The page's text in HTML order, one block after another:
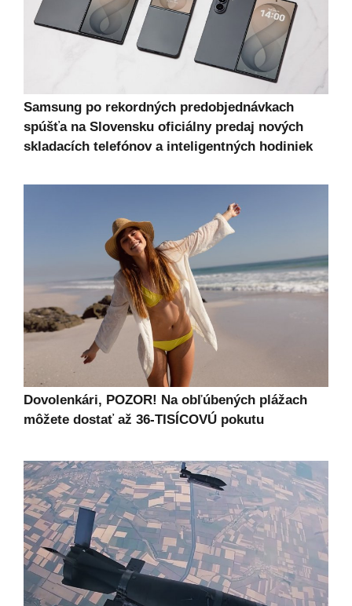
Samsung po rekordných predobjednávkach
spúšťa na Slovensku oficiálny predaj nových
skladacích telefónov a inteligentných hodiniek
Dovolenkári, POZOR! Na obľúbených plážach
môžete dostať až 36-TISÍCOVÚ pokutu